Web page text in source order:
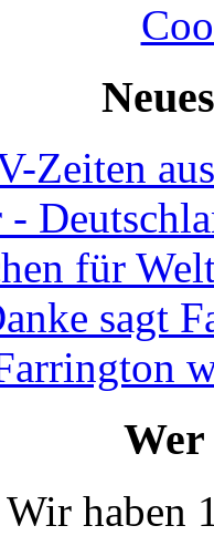
Zeiten
-
für
sagt
Wir haben